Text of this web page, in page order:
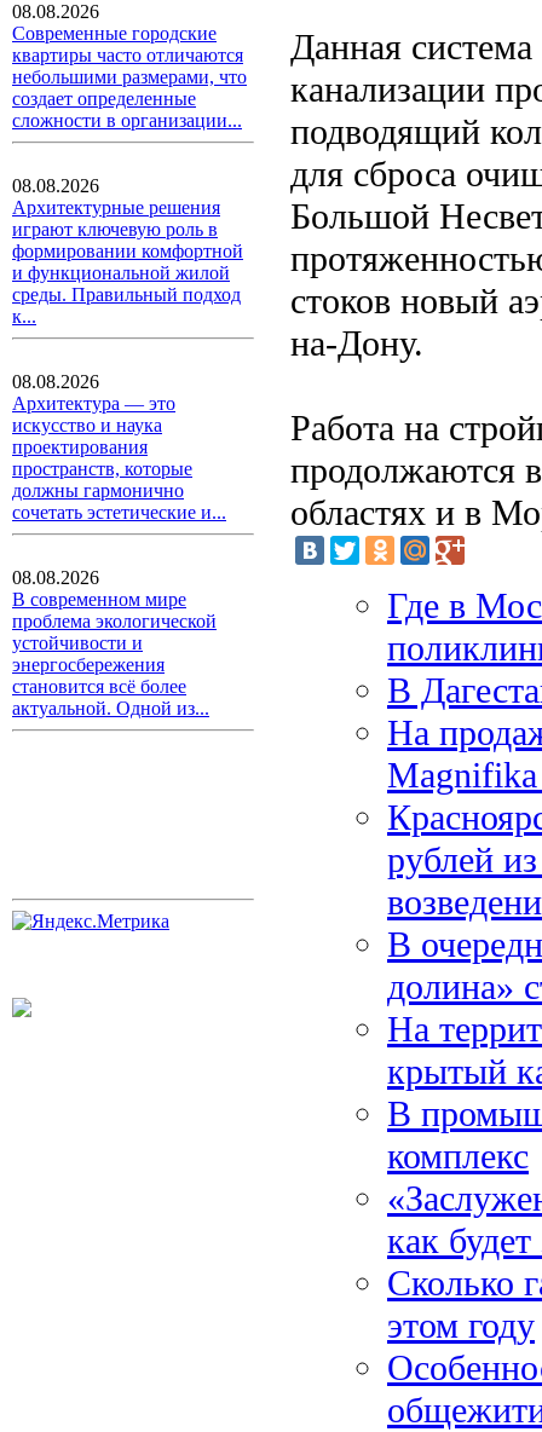
08.08.2026
Современные городские
квартиры часто отличаются
небольшими размерами, что
создает определенные
сложности в организации...
08.08.2026
Архитектурные решения
играют ключевую роль в
формировании комфортной
и функциональной жилой
среды. Правильный подход
к...
08.08.2026
Архитектура — это
искусство и наука
проектирования
пространств, которые
должны гармонично
сочетать эстетические и...
08.08.2026
В современном мире
проблема экологической
устойчивости и
энергосбережения
становится всё более
актуальной. Одной из...
Данная
канализации
подводящий
для сброса
Большой
стоков новый
на-Дону.
Работа на
продолжаются
областях и в
Где в
В
На
Magnifika
рублей
В
долина»
На
крытый
В
комплекс
как
Сколько
этом году